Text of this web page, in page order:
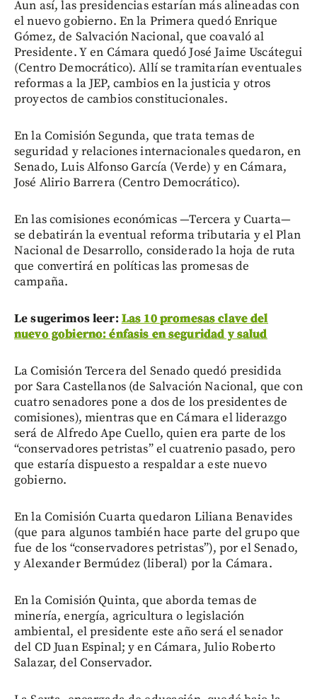
Aun así, las presidencias estarían más alineadas con
el nuevo gobierno. En la Primera quedó Enrique
Gómez, de Salvación Nacional, que coavaló al
Presidente. Y en Cámara quedó José Jaime Uscátegui
(Centro Democrático). Allí se tramitarían eventuales
reformas a la JEP, cambios en la justicia y otros
proyectos de cambios constitucionales.
En la Comisión Segunda, que trata temas de
seguridad y relaciones internacionales quedaron, en
Senado, Luis Alfonso García (Verde) y en Cámara,
José Alirio Barrera (Centro Democrático).
En las comisiones económicas —Tercera y Cuarta—
se debatirán la eventual reforma tributaria y el Plan
Nacional de Desarrollo, considerado la hoja de ruta
que convertirá en políticas las promesas de
campaña.
Le sugerimos leer: Las 10 promesas clave del
nuevo gobierno: énfasis en seguridad y salud
La Comisión Tercera del Senado quedó presidida
por Sara Castellanos (de Salvación Nacional, que con
cuatro senadores pone a dos de los presidentes de
comisiones), mientras que en Cámara el liderazgo
será de Alfredo Ape Cuello, quien era parte de los
“conservadores petristas” el cuatrenio pasado, pero
que estaría dispuesto a respaldar a este nuevo
gobierno.
En la Comisión Cuarta quedaron Liliana Benavides
(que para algunos también hace parte del grupo que
fue de los “conservadores petristas”), por el Senado,
y Alexander Bermúdez (liberal) por la Cámara.
En la Comisión Quinta, que aborda temas de
minería, energía, agricultura o legislación
ambiental, el presidente este año será el senador
del CD Juan Espinal; y en Cámara, Julio Roberto
Salazar, del Conservador.